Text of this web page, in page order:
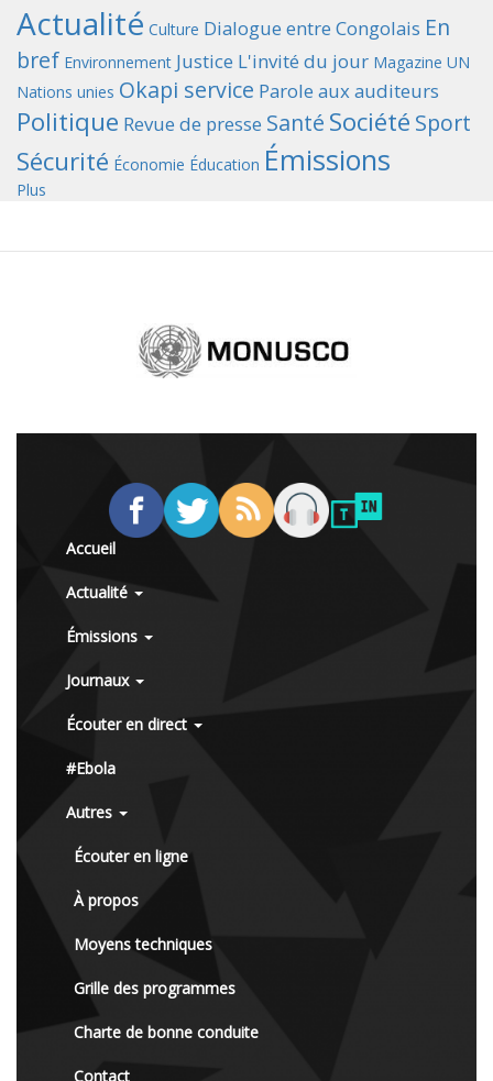
Actualité Culture Dialogue entre Congolais En
bref Environnement Justice L'invité du jour Magazine UN
Nations unies Okapi service Parole aux auditeurs
Politique Revue de presse Santé Société Sport
Sécurité Économie Éducation Émissions
Plus
Accueil
Actualité
Émissions
Journaux
Écouter en direct
#Ebola
Autres
Écouter en ligne
À propos
Moyens techniques
Grille des programmes
Charte de bonne conduite
Contact